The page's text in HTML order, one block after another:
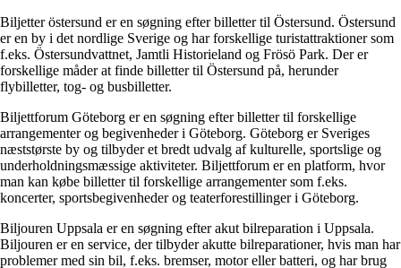
Biljetter östersund er en søgning efter billetter til Östersund. Östersund
er en by i det nordlige Sverige og har forskellige turistattraktioner som
f.eks. Östersundvattnet, Jamtli Historieland og Frösö Park. Der er
forskellige måder at finde billetter til Östersund på, herunder
flybilletter, tog- og busbilletter.
Biljettforum Göteborg er en søgning efter billetter til forskellige
arrangementer og begivenheder i Göteborg. Göteborg er Sveriges
næststørste by og tilbyder et bredt udvalg af kulturelle, sportslige og
underholdningsmæssige aktiviteter. Biljettforum er en platform, hvor
man kan købe billetter til forskellige arrangementer som f.eks.
koncerter, sportsbegivenheder og teaterforestillinger i Göteborg.
Biljouren Uppsala er en søgning efter akut bilreparation i Uppsala.
Biljouren er en service, der tilbyder akutte bilreparationer, hvis man har
problemer med sin bil, f.eks. bremser, motor eller batteri, og har brug